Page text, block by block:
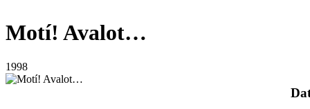
Motí! Avalot…
1998